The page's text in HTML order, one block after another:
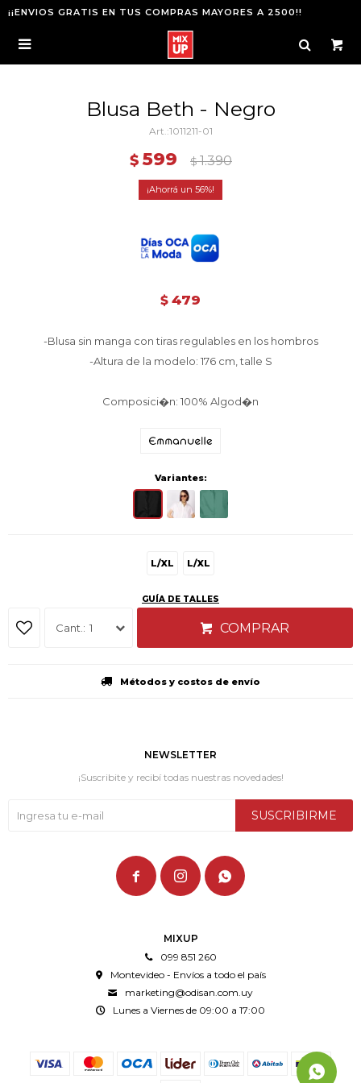
¡¡ENVIOS GRATIS EN TUS COMPRAS MAYORES A 2500!!

Blusa Beth - Negro
1011211-01
$ 599 $ 1.390
56
$ 479
-Blusa sin manga con tiras regulables en los hombros
-Altura de la modelo: 176 cm, talle S
Composici�n: 100% Algod�n
Variantes:
L/XL L/XL
GUÍA DE TALLES
1 COMPRAR
Métodos y costos de envío
MIXUP
099 851 260
Montevideo - Envíos a todo el país
marketing@odisan.com.uy
Lunes a Viernes de 09:00 a 17:00
NEWSLETTER
¡Suscribite y recibí todas nuestras novedades!
SUSCRIBIRME
  